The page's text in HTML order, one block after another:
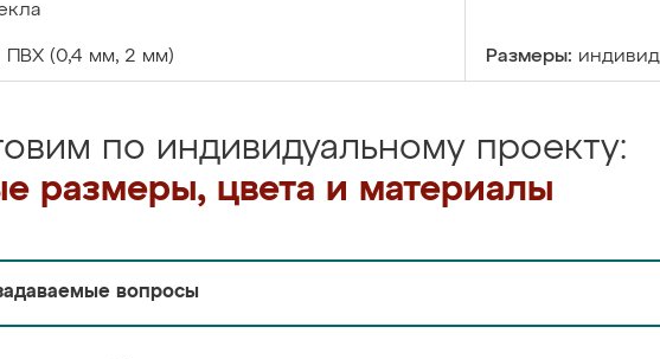
ПВХ (0,4 мм, 2 мм) Размеры:
по индивидуальному проекту:
размеры, цвета и материалы
вопросы